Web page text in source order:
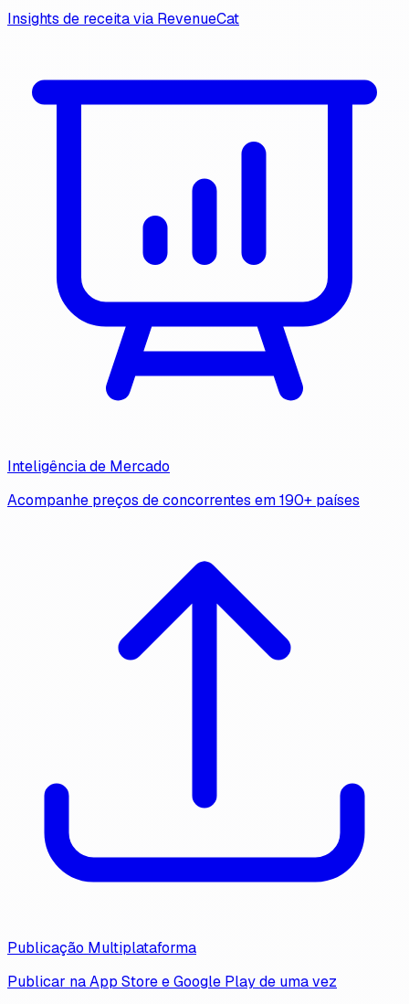
Insights de receita via RevenueCat
Inteligência de Mercado
Acompanhe preços de concorrentes em 190+ países
Publicação Multiplataforma
Publicar na App Store e Google Play de uma vez